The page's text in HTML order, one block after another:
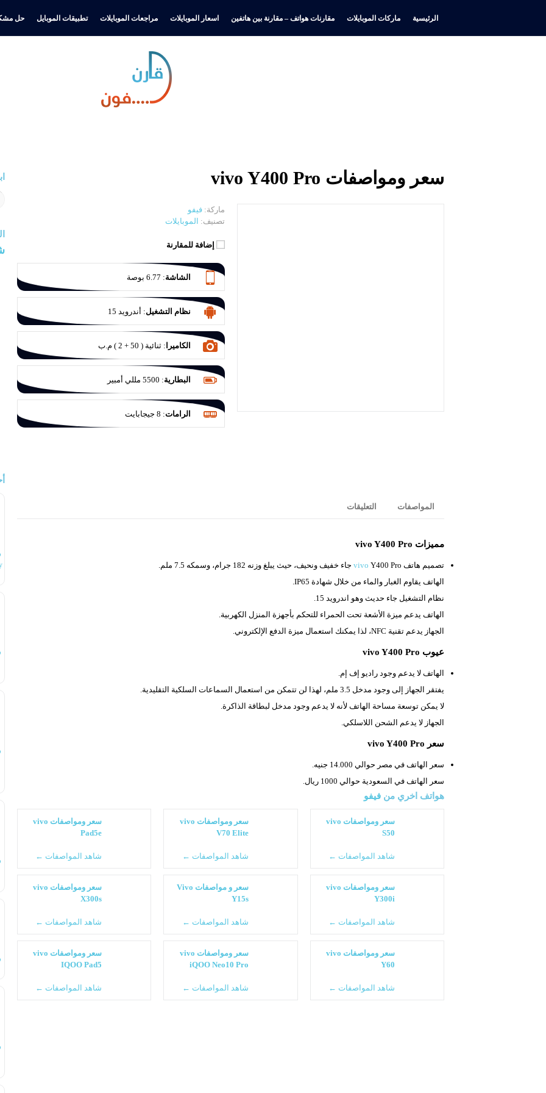
الرئيسية ماركات الموبايلات مقارنات هواتف – مقارنة بين هاتفين اسعار الموبايلات مراجعات الموبايلات تطبيقات الموبايل حل
سعر ومواصفات vivo Y400 Pro
ماركة: فيفو
تصنيف: الموبايلات
إضافة للمقارنة
الشاشة: 6.77 بوصة
نظام التشغيل: أندرويد 15
الكاميرا :ثنائية ( 50 + 2 ) م.ب
البطارية: 5500 مللي أمبير
الرامات: 8 جيجابايت
المواصفات التعليقات
مميزات vivo Y400 Pro
تصميم هاتف vivo Y400 Pro جاء خفيف ونحيف، حيث يبلغ وزنه
182 جرام، وسمكه 7.5 ملم.
الهاتف يقاوم الغبار والماء من خلال شهادة IP65.
نظام التشغيل جاء حديث وهو اندرويد 15.
الهاتف يدعم ميزة الأشعة تحت الحمراء للتحكم بأجهزة المنزل الكهربية.
الجهاز يدعم تقنية NFC، لذا يمكنك استعمال ميزة الدفع الإلكتروني.
عيوب vivo Y400 Pro
الهاتف لا يدعم وجود راديو إف إم.
يفتقر الجهاز إلى وجود مدخل
لا يمكن توسعة مساحة الهاتف لأنه لا يدعم وجود مدخل لبطاقة الذاكرة.
الجهاز لا يدعم الشحن اللاسلكي.
سعر vivo Y400 Pro
سعر الهاتف في مصر حوالي 14.000 جنيه.
سعر الهاتف في السعودية حوالي 1000 ريال.
هواتف اخري من فيفو
سعر ومواصفات vivo
S50
شاهد المواصفات ←
سعر ومواصفات vivo
V70 Elite
شاهد المواصفات ←
سعر ومواصفات vivo
Pad5e
شاهد المواصفات ←
سعر ومواصفات vivo
Y300i
شاهد المواصفات ←
سعر و مواصفات Vivo
Y15s
شاهد المواصفات ←
سعر ومواصفات vivo
X300s
شاهد المواصفات ←
سعر ومواصفات vivo
Y60
شاهد المواصفات ←
سعر ومواصفات vivo
iQOO Neo10 Pro
شاهد المواصفات ←
سعر ومواصفات vivo
IQOO Pad5
شاهد المواصفات ←